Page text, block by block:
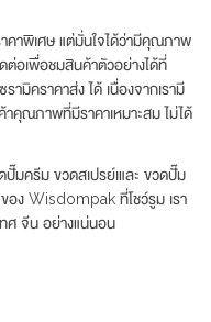
คาพิเศษ แต่มั่นใจได้ว่ามีคุณภาพ
ดต่อเพื่อชมสินค้าตัวอย่างได้ที่
รามิคราคาส่ง ได้ เนื่องจากเรามี
าคุณภาพที่มีราคาเหมาะสม ไม่ได้
ปั๊มครีม ขวดสเปรย์เและ ขวดปั๊ม
อง Wisdompak ที่โชว์รูม เรา
ศ จีน อย่างแน่นอน